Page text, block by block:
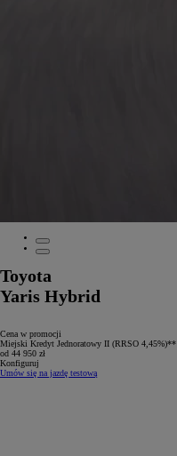
Toyota
Yaris Hybrid
Cena w promocji
Miejski Kredyt Jednoratowy II (RRSO 4,45%)**
od 44 950 zł
Konfiguruj
Umów się na jazdę testową